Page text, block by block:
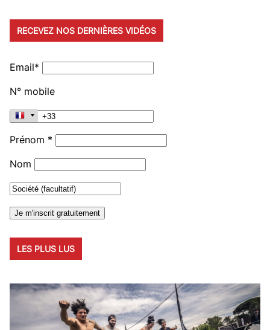
RECEVEZ NOS DERNIÈRES VIDÉOS
Email*
N° mobile
Prénom *
Nom
LES PLUS LUS